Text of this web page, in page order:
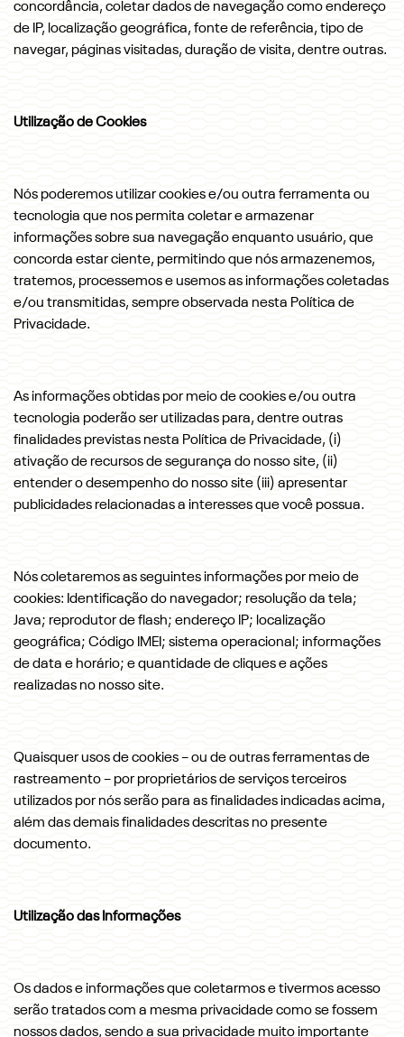
concordância, coletar dados de navegação como endereço
de IP, localização geográfica, fonte de referência, tipo de
navegar, páginas visitadas, duração de visita, dentre outras.
Utilização de Cookies
Nós poderemos utilizar cookies e/ou outra ferramenta ou
tecnologia que nos permita coletar e armazenar
informações sobre sua navegação enquanto usuário, que
concorda estar ciente, permitindo que nós armazenemos,
tratemos, processemos e usemos as informações coletadas
e/ou transmitidas, sempre observada nesta Política de
Privacidade.
As informações obtidas por meio de cookies e/ou outra
tecnologia poderão ser utilizadas para, dentre outras
finalidades previstas nesta Política de Privacidade, (i)
ativação de recursos de segurança do nosso site, (ii)
entender o desempenho do nosso site (iii) apresentar
publicidades relacionadas a interesses que você possua.
Nós coletaremos as seguintes informações por meio de
cookies: Identificação do navegador; resolução da tela;
Java; reprodutor de flash; endereço IP; localização
geográfica; Código IMEI; sistema operacional; informações
de data e horário; e quantidade de cliques e ações
realizadas no nosso site.
Quaisquer usos de cookies – ou de outras ferramentas de
rastreamento – por proprietários de serviços terceiros
utilizados por nós serão para as finalidades indicadas acima,
além das demais finalidades descritas no presente
documento.
Utilização das Informações
Os dados e informações que coletarmos e tivermos acesso
serão tratados com a mesma privacidade como se fossem
nossos dados, sendo a sua privacidade muito importante